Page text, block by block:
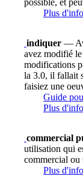
possible, et
Plus
indiquer —
avez modifié
modifications
la 3.0, il fallait
faisiez une
Guide
Plus
commercial
utilisation qui
commercial ou
Plus